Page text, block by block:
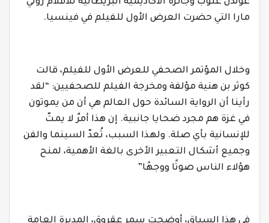
غولدن غلوب وجائزة الاكاديمية البريطانية للأفلام روني
مارا التي حضرت العرض الأول للفيلم في فينسيا.
وخلال المؤتمر الصحفي للعرض الأول للفيلم، قالت
كوثر بن هنية مؤلفة ومخرجة الفيلم للصحفيين: “لقد
رأينا أن الرواية السائدة حول العالم هي أن من يموتون
في غزة هم مجرد ضحايا جانبية. إن هذا أمرٌ لا يمتّ
للإنسانية بأي صلة. ولهذا السبب، تُعدّ السينما والفن
وجميع أشكال التعبير الأخرى بالغة الأهمية، لمنح
هؤلاء الناس صوتًا ووجهًا”